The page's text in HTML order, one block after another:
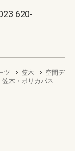
620-
ツ 笠木
空間デ
笠木・ポリカパネ